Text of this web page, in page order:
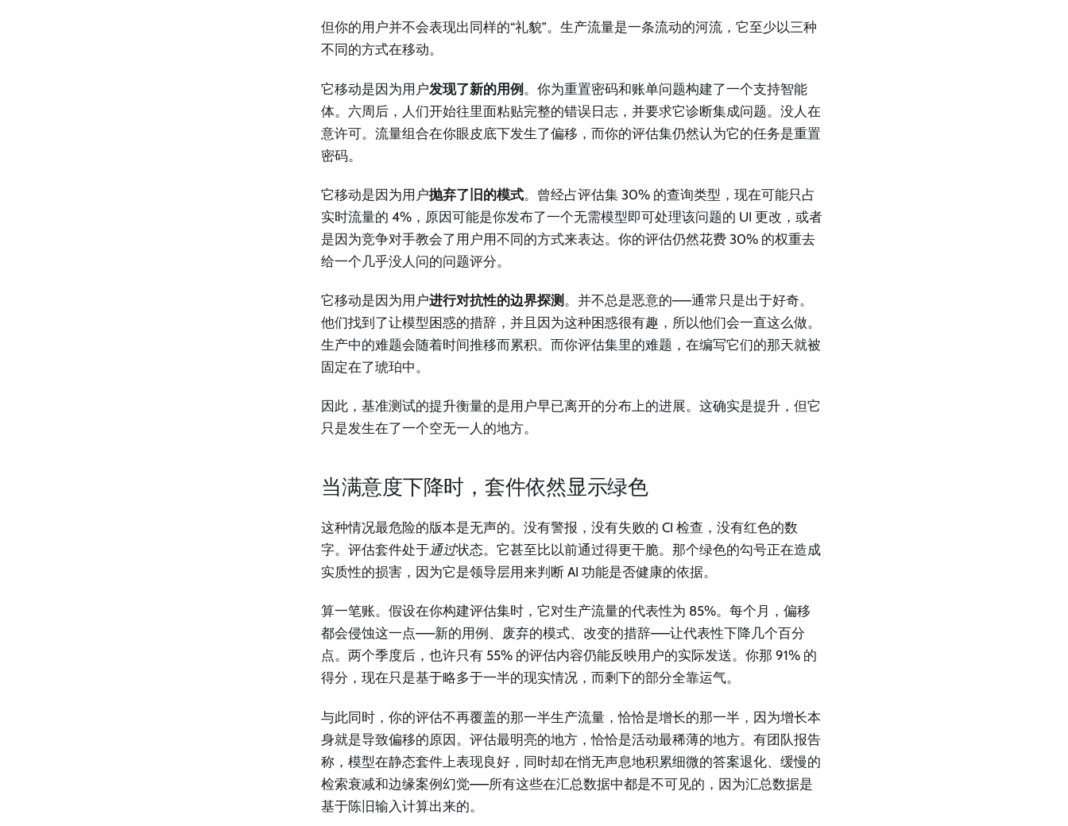
但你的用户并不会表现出同样的“礼貌”。生产流量是一条流动的河流，它至少以三种
不同的方式在移动。
它移动是因为用户发现了新的用例 。你为重置密码和账单问题构建了一个支持智能
体。六周后，人们开始往里面粘贴完整的错误日志，并要求它诊断集成问题。没人在
意许可。流量组合在你眼皮底下发生了偏移，而你的评估集仍然认为它的任务是重置
密码。
它移动是因为用户抛弃了旧的模式。曾经占评估集 30% 的查询类型，现在可能只占
实时流量的 4%，原因可能是你发布了一个无需模型即可处理该问题的 UI 更改，或者
是因为竞争对手教会了用户用不同的方式来表达。你的评估仍然花费 30% 的权重去
给一个几乎没人问的问题评分。
它移动是因为用户进行对抗性的边界探测 。并不总是恶意的——通常只是出于好奇。
他们找到了让模型困惑的措辞，并且因为这种困惑很有趣，所以他们会一直这么做。
生产中的难题会随着时间推移而累积。而你评估集里的难题，在编写它们的那天就被
固定在了琥珀中。
因此，基准测试的提升衡量的是用户早已离开的分布上的进展。这确实是提升，但它
只是发生在了一个空无一人的地方。
当满意度下降时，套件依然显示绿色
这种情况最危险的版本是无声的。没有警报，没有失败的 CI 检查，没有红色的数
字。评估套件处于通过状态。它甚至比以前通过得更干脆。那个绿色的勾号正在造成
实质性的损害，因为它是领导层用来判断 AI 功能是否健康的依据。
算一笔账。假设在你构建评估集时，它对生产流量的代表性为 85%。每个月，偏移
都会侵蚀这一点——新的用例、废弃的模式、改变的措辞——让代表性下降几个百分
点。两个季度后，也许只有 55% 的评估内容仍能反映用户的实际发送。你那 91% 的
得分，现在只是基于略多于一半的现实情况，而剩下的部分全靠运气。
与此同时，你的评估不再覆盖的那一半生产流量，恰恰是增长的那一半，因为增长本
身就是导致偏移的原因。评估最明亮的地方，恰恰是活动最稀薄的地方。有团队报告
称，模型在静态套件上表现良好，同时却在悄无声息地积累细微的答案退化、缓慢的
检索衰减和边缘案例幻觉——所有这些在汇总数据中都是不可见的，因为汇总数据是
基于陈旧输入计算出来的。